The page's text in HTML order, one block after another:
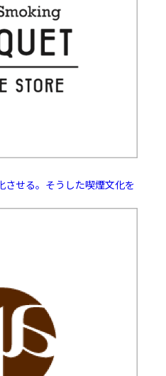
させる。そうした喫煙文化を